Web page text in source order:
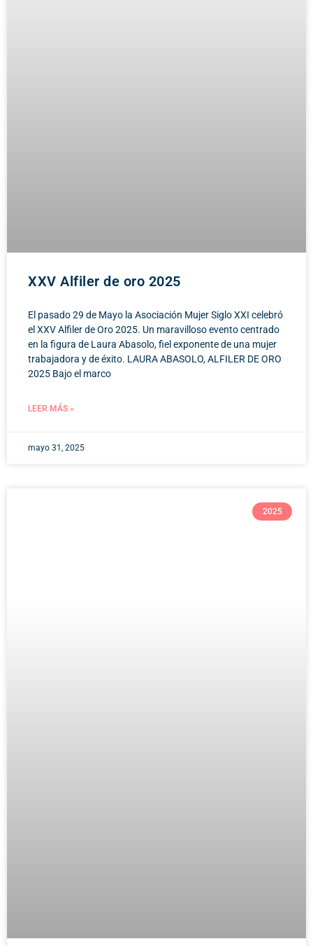
XXV Alfiler de oro 2025
El pasado 29 de Mayo la Asociación Mujer Siglo XXI celebró
el XXV Alfiler de Oro 2025. Un maravilloso evento centrado
en la figura de Laura Abasolo, fiel exponente de una mujer
trabajadora y de éxito. LAURA ABASOLO, ALFILER DE ORO
2025 Bajo el marco
LEER MÁS »
mayo 31, 2025
2025